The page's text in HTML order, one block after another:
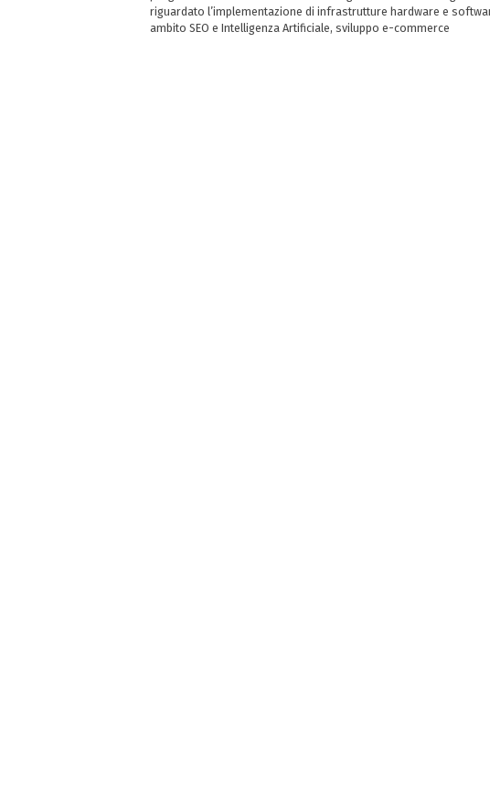
riguardato l’implementazione di infrastrutture hardware e
ambito SEO e Intelligenza Artificiale, sviluppo e-commerce